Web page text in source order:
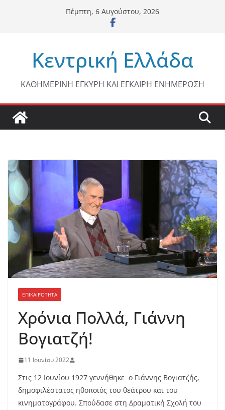
Πέμπτη, 6 Αυγούστου, 2026
Κεντρική Ελλάδα
ΚΑΘΗΜΕΡΙΝΗ ΕΓΚΥΡΗ ΚΑΙ ΕΓΚΑΙΡΗ ΕΝΗΜΕΡΩΣΗ
ΕΠΙΚΑΙΡΟΤΗΤΑ
Χρόνια Πολλά, Γιάννη
Βογιατζή!
11 Ιουνίου 2022
Στις 12 Ιουνίου 1927 γεννήθηκε ο Γιάννης Βογιατζής,
δημοφιλέστατος ηθοποιός του θεάτρου και του
κινηματογράφου. Σπούδασε στη Δραματική Σχολή του